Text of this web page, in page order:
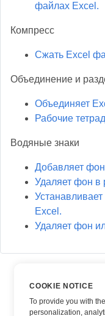
файлах Excel.
Компресс
Сжать Excel
Объединение и
Объединяет
Рабочие
Водяные знаки
Добавляет фон
Удаляет фон в
Excel.
Удаляет фон
COOKIE NOTICE
To provide you with
personalization,